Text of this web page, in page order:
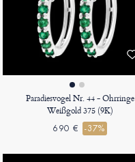
Paradiesvogel Nr. 44 - Ohrringe
Weißgold 375 (9K)
690 € -37%